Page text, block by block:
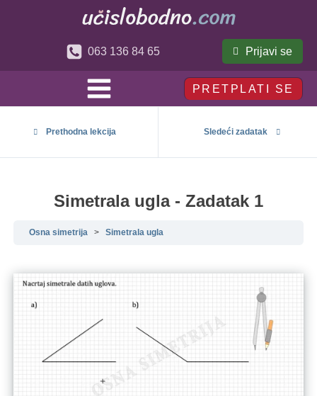
063 136 84 65 Prijavi se
PRETPLATI SE
Prethodna lekcija Sledeći zadatak
Simetrala ugla - Zadatak 1
Osna simetrija Simetrala ugla